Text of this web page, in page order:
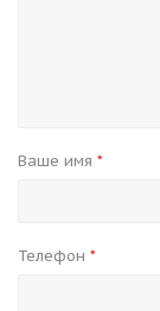
Ваше имя *
Телефон *